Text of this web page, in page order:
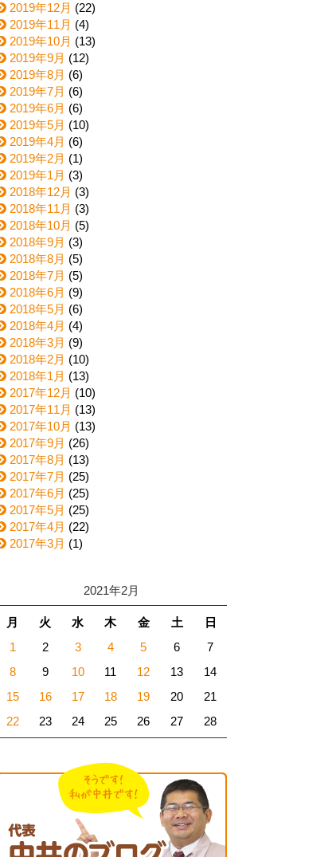
2019年12月 (22)
2019年11月 (4)
2019年10月 (13)
2019年9月 (12)
2019年8月 (6)
2019年7月 (6)
2019年6月 (6)
2019年5月 (10)
2019年4月 (6)
2019年2月 (1)
2019年1月 (3)
2018年12月 (3)
2018年11月 (3)
2018年10月 (5)
2018年9月 (3)
2018年8月 (5)
2018年7月 (5)
2018年6月 (9)
2018年5月 (6)
2018年4月 (4)
2018年3月 (9)
2018年2月 (10)
2018年1月 (13)
2017年12月 (10)
2017年11月 (13)
2017年10月 (13)
2017年9月 (26)
2017年8月 (13)
2017年7月 (25)
2017年6月 (25)
2017年5月 (25)
2017年4月 (22)
2017年3月 (1)
2021年2月
月 火 水 木 金 土
日
1
2 3 4 5 6
7
8
9 10 11 12 13
14
15
16 17 18 19 20
21
22
23 24 25 26 27 28